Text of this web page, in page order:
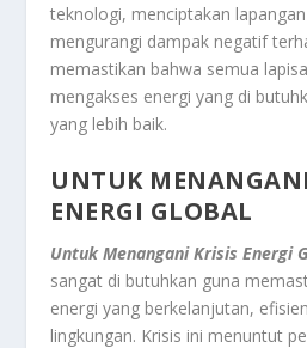
teknologi, menciptakan
mengurangi dampak negatif
memastikan bahwa semua
mengakses energi yang di
yang lebih baik.
UNTUK
ENERGI GLOBAL
Untuk Menangani Krisis Energi
sangat di butuhkan guna
energi yang berkelanjutan,
lingkungan. Krisis ini menuntut